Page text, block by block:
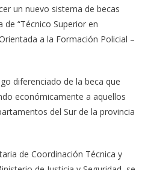
un nuevo sistema de becas
“Técnico Superior en
a la Formación Policial –
diferenciado de la beca que
económicamente a aquellos
del Sur de la provincia
de Coordinación Técnica y